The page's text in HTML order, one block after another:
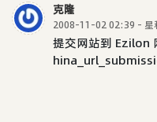
克隆
2008-11-02 02:39 - 星
提交网站到